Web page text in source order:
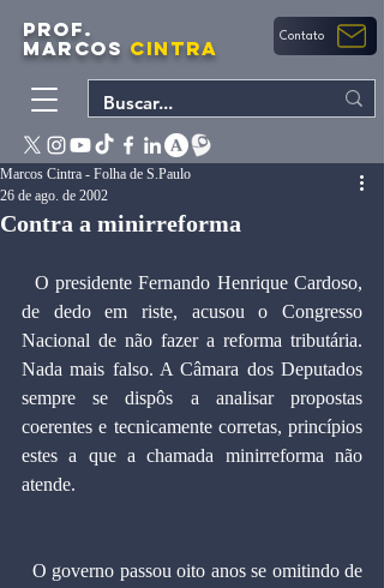
PROF.
MARCOS CINTRA Contato
Contra a minirreforma
Marcos Cintra - Folha de S.Paulo
26 de ago. de 2002
de dedo em riste, acusou o Congresso
Nacional de não fazer a reforma tributária.
Nada mais falso. A Câmara dos Deputados
sempre se dispôs a analisar propostas
coerentes e tecnicamente corretas, princípios
estes a que a chamada minirreforma não
atende.